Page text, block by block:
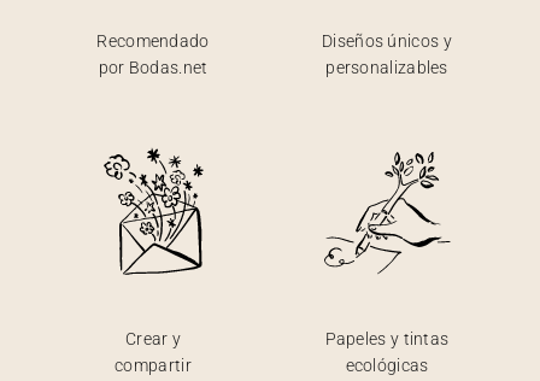
Recomendado
por Bodas.net
Diseños únicos y
personalizables
Crear y
compartir
Papeles y tintas
ecológicas